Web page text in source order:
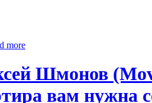
more
Шмонов
вам нужна